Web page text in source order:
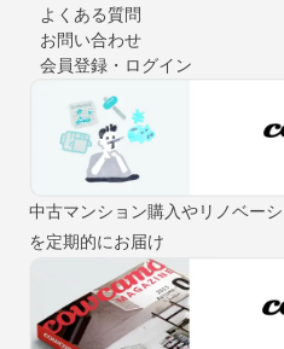
よくある質問
お問い合わせ
会員登録・ログイン
中古マンション購入やリノベー
を定期的にお届け